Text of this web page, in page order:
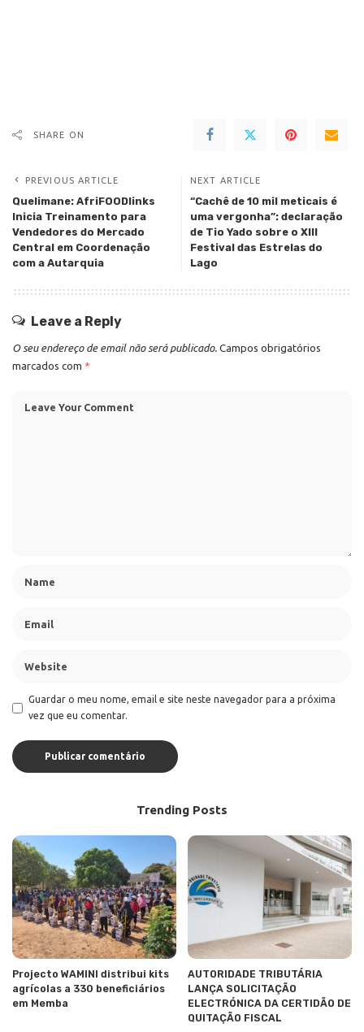
SHARE ON
PREVIOUS ARTICLE
Quelimane: AfriFOODlinks
Inicia Treinamento para
Vendedores do Mercado
Central em Coordenação
com a Autarquia
NEXT ARTICLE
“Cachê de 10 mil meticais é
uma vergonha”: declaração
de Tio Yado sobre o XIII
Festival das Estrelas do
Lago
Leave a Reply
O seu endereço de email não será publicado. Campos obrigatórios
marcados com *
Guardar o meu nome, email e site neste navegador para a próxima
vez que eu comentar.
Trending Posts
Projecto WAMINI distribui kits
agrícolas a 330 beneficiários
em Memba
AUTORIDADE TRIBUTÁRIA
LANÇA SOLICITAÇÃO
ELECTRÓNICA DA CERTIDÃO DE
QUITAÇÃO FISCAL